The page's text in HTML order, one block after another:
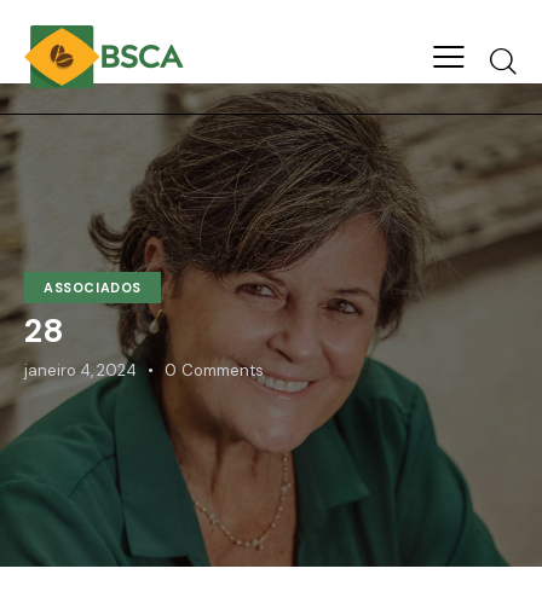
ASSOCIADOS
28
janeiro 4, 2024 0 Comments